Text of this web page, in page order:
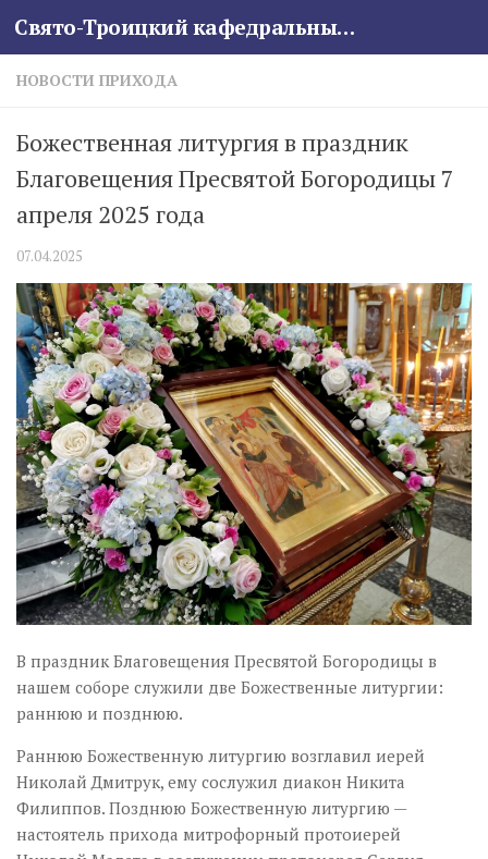
Skip to content Свято-Троицкий кафедральный собор
НОВОСТИ ПРИХОДА
Божественная литургия в праздник
Благовещения Пресвятой Богородицы 7
апреля 2025 года
07.04.2025
В праздник Благовещения Пресвятой Богородицы в
нашем соборе служили две Божественные литургии:
раннюю и позднюю.
Раннюю Божественную литургию возглавил иерей
Николай Дмитрук, ему сослужил диакон Никита
Филиппов. Позднюю Божественную литургию —
настоятель прихода митрофорный протоиерей